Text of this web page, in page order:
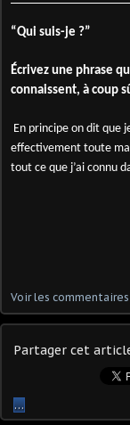
“Qui suis-je ?”
Écrivez une phrase
connaissent, à coup
En principe on dit que
effectivement toute ma
tout ce que j’ai connu
Voir les commentaires
Partager cet
…